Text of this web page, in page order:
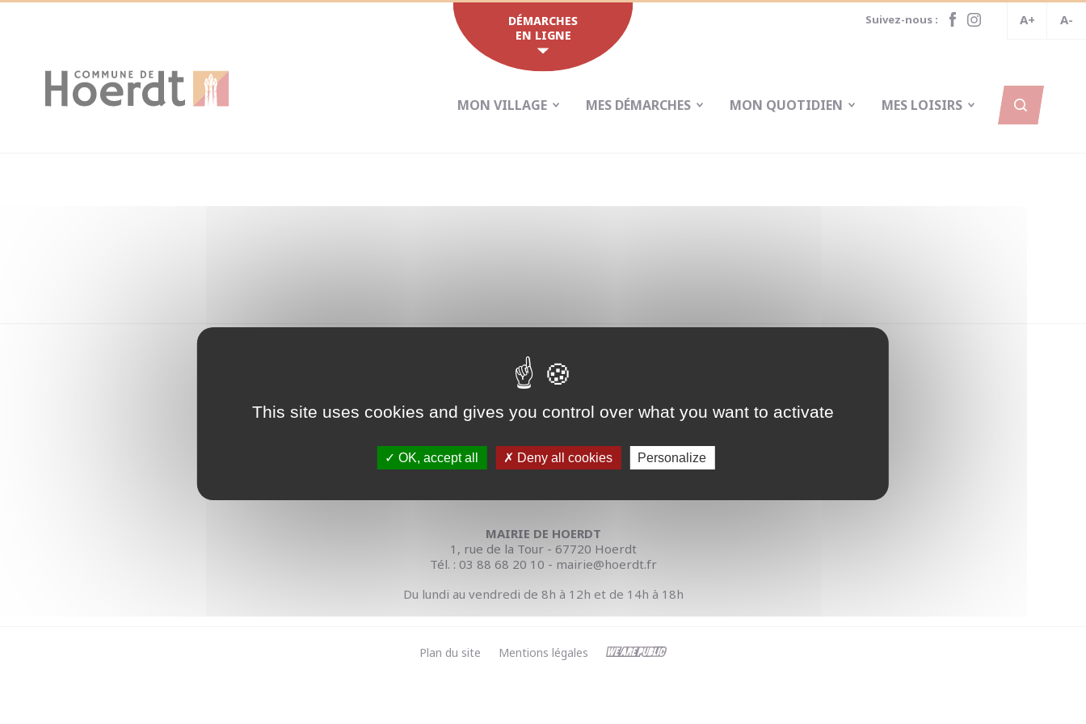
DÉMARCHES
EN LIGNE
Suivez-nous : A+ A-
MON VILLAGE MES DÉMARCHES MON QUOTIDIEN MES LOISIRS
MAIRIE DE HOERDT
1, rue de la Tour - 67720 Hoerdt
Tél. : 03 88 68 20 10 - mairie@hoerdt.fr
Du lundi au vendredi de 8h à 12h et de 14h à 18h
Plan du site Mentions légales
This site uses cookies and gives you control over what you want to activate
OK, accept all Deny all cookies Personalize